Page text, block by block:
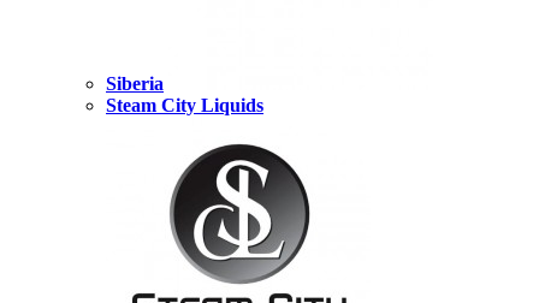
Siberia
Steam City Liquids